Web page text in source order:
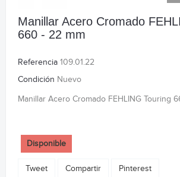
Manillar Acero Cromado
660 - 22 mm
Referencia 109.01.22
Condición Nuevo
Manillar Acero Cromado FEHLING Touring
Disponible
Tweet Compartir Pinterest